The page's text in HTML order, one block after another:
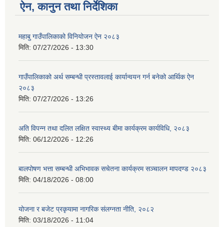
ऐन, कानुन तथा निर्देशिका
महाबु गाउँपालिकाको विनियोजन ऐन २०८३
मिति: 07/27/2026 - 13:30
गाउँपालिकाको अर्थ सम्बन्धी प्रस्तावलाई कार्यान्वयन गर्न बनेको आर्थिक ऐन
२०८३
मिति: 07/27/2026 - 13:26
अति विपन्न तथा दलित लक्षित स्वास्थ्य बीमा कार्यक्रम कार्यविधि, २०८३
मिति: 06/12/2026 - 12:26
बालपोषण भत्ता सम्बन्धी अभिभावक सचेतना कार्यक्रम सञ्चालन मापदण्ड २०८३
मिति: 04/18/2026 - 08:00
योजना र बजेट प्रकृयामा नागरिक संलग्नता नीति, २०८२
मिति: 03/18/2026 - 11:04